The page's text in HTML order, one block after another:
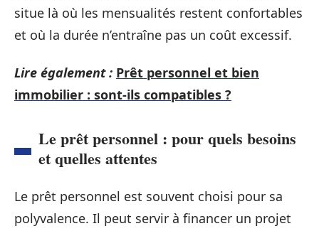
situe là où les mensualités restent confortables
et où la durée n’entraîne pas un coût excessif.
Lire également : Prêt personnel et bien
immobilier : sont-ils compatibles ?
Le prêt personnel : pour quels besoins
et quelles attentes
Le prêt personnel est souvent choisi pour sa
polyvalence. Il peut servir à financer un projet